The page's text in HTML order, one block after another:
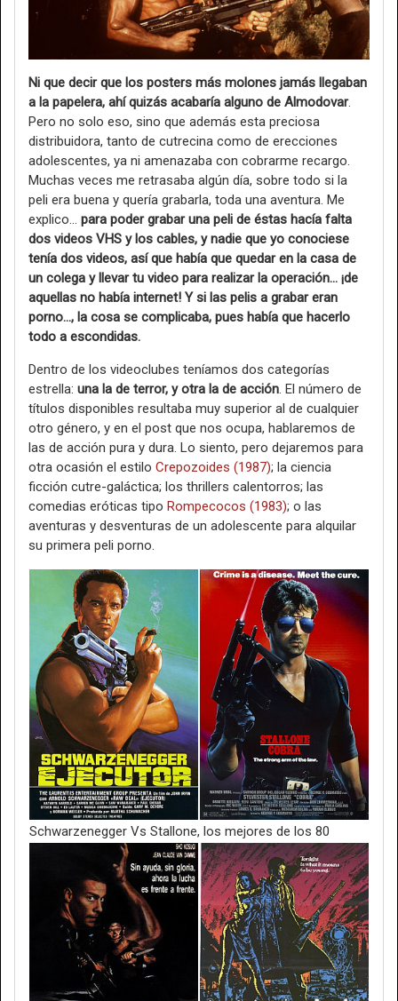
Ni que decir que los posters más molones jamás llegaban
a la papelera, ahí quizás acabaría alguno de Almodovar.
Pero no solo eso, sino que además esta preciosa
distribuidora, tanto de cutrecina como de erecciones
adolescentes, ya ni amenazaba con cobrarme recargo.
Muchas veces me retrasaba algún día, sobre todo si la
peli era buena y quería grabarla, toda una aventura. Me
explico… para poder grabar una peli de éstas hacía falta
dos videos VHS y los cables, y nadie que yo conociese
tenía dos videos, así que había que quedar en la casa de
un colega y llevar tu video para realizar la operación… ¡de
aquellas no había internet! Y si las pelis a grabar eran
porno…, la cosa se complicaba, pues había que hacerlo
todo a escondidas.
Dentro de los videoclubes teníamos dos categorías
estrella: una la de terror, y otra la de acción. El número de
títulos disponibles resultaba muy superior al de cualquier
otro género, y en el post que nos ocupa, hablaremos de
las de acción pura y dura. Lo siento, pero dejaremos para
otra ocasión el estilo Crepozoides (1987); la ciencia
ficción cutre-galáctica; los thrillers calentorros; las
comedias eróticas tipo Rompecocos (1983); o las
aventuras y desventuras de un adolescente para alquilar
su primera peli porno.
Schwarzenegger Vs Stallone, los mejores de los 80